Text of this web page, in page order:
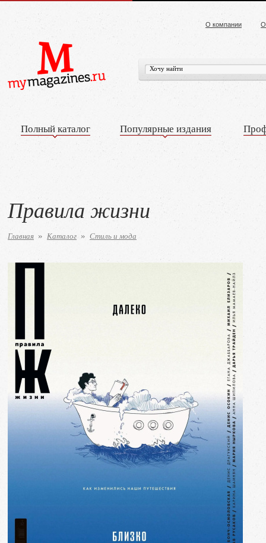
О компании
Полный каталог Популярные издания
Правила жизни
Главная » Каталог » Стиль и мода